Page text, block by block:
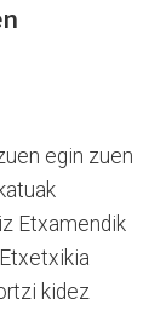
egin zuen
Etxamendik
kidez